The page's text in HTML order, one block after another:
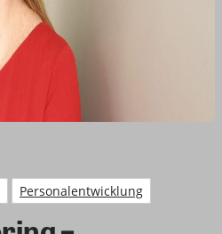
Personalentwicklung